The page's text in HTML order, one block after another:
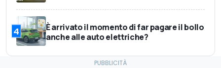
4
È arrivato il momento di far pagare il bollo
anche alle auto elettriche?